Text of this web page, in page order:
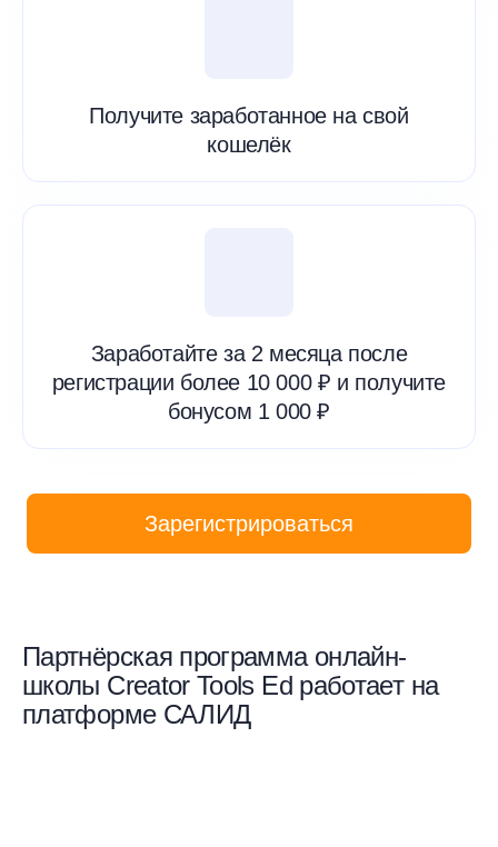
Получите заработанное на свой
кошелёк
Заработайте за 2 месяца после
регистрации более 10 000 ₽ и получите
бонусом 1 000 ₽
Зарегистрироваться
Партнёрская программа онлайн-
школы Creator Tools Ed работает на
платформе САЛИД